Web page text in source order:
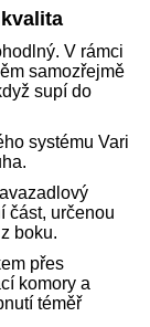
V rámci
samozřejmě
supí do
systému Vari
část, určenou
boku.
přes
komory a
téměř